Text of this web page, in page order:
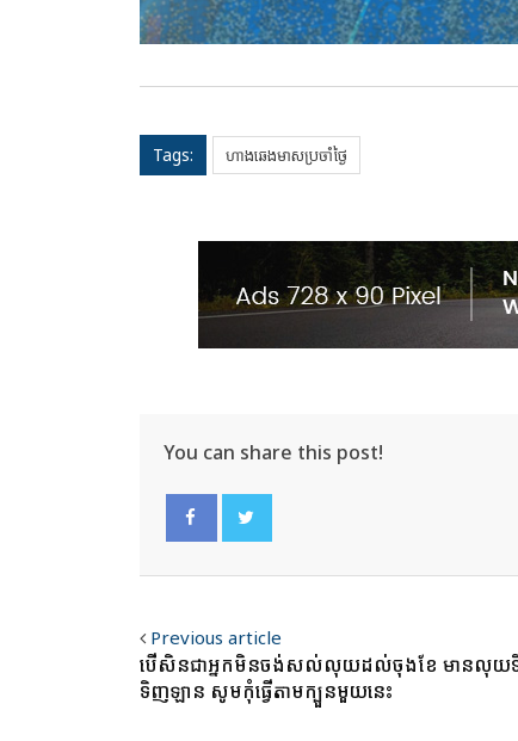
Tags: ហាងឆេងមាសប្រចាំថ្ងៃ
You can share this post!
Previous article
បើសិនជាអ្នកមិនចង់សល់លុយដល់ចុងខែ មានលុយទិ
ទិញឡាន សូមកុំធ្វើតាមក្បួនមួយនេះ